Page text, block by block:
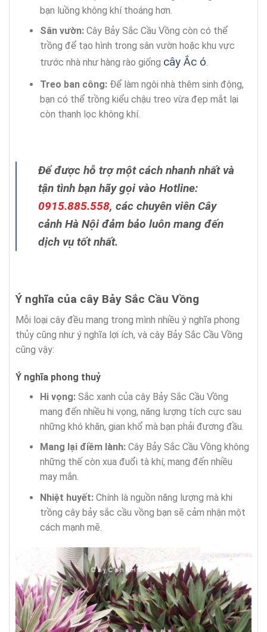
bạn luồng không khí thoáng hơn.
Sân vườn:Cây Bảy Sắc Cầu Vồng còn có thể
trồng để tạo hình trong sân vườn hoặc khu vực
trước nhà như hàng rào giống cây Ắc ó.
Treo ban công:Để làm ngôi nhà thêm sinh động,
bạn có thể trồng kiểu chậu treo vừa đẹp mắt lại
còn thanh lọc không khí.
Để được hỗ trợ một cách nhanh nhất và
tận tình bạn hãy gọi vào Hotline:
0915.885.558, các chuyên viên Cây
cảnh Hà Nội đảm bảo luôn mang đến
dịch vụ tốt nhất.
Ý nghĩa của cây Bảy Sắc Cầu Vồng
Mỗi loại cây đều mang trong mình nhiều ý nghĩa phong
thủy cũng như ý nghĩa lợi ích, và cây Bảy Sắc Cầu Vồng
cũng vậy:
Ý nghĩa phong thuỷ
Hi vọng:Sắc xanh của cây Bảy Sắc Cầu Vồng
mang đến nhiều hi vọng, năng lượng tích cực sau
những khó khăn, gian khổ mà bạn phải đương đầu.
Mang lại điềm lành:Cây Bảy Sắc Cầu Vồng không
những thế còn xua đuổi tà khí, mang đến nhiều
may mắn.
Nhiệt huyết:Chính là nguồn năng lượng mà khi
trồng cây bảy sắc cầu vồng bạn sẽ cảm nhận một
cách mạnh mẽ.